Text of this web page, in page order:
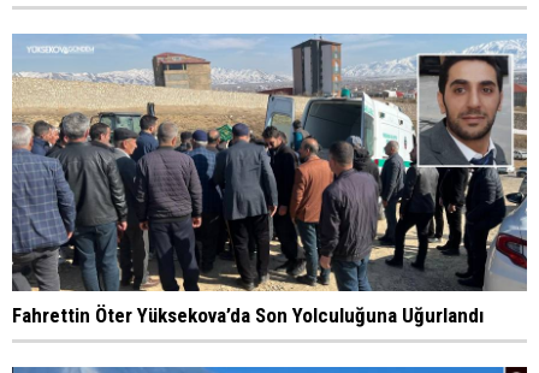
Fahrettin Öter Yüksekova’da Son Yolculuğuna Uğurlandı